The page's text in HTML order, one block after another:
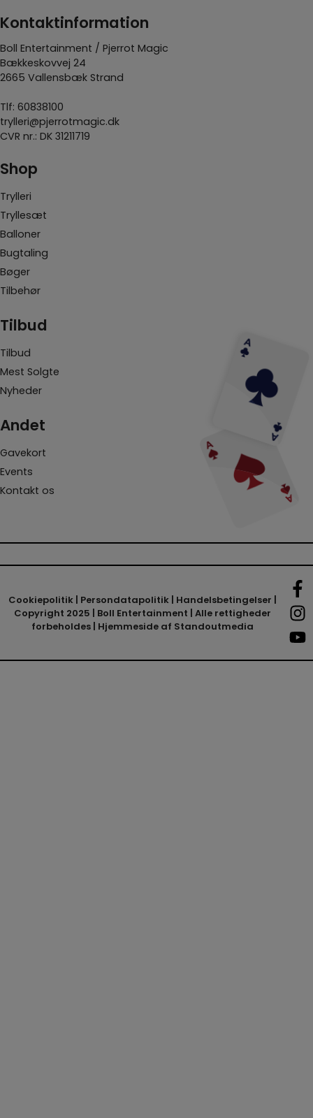
Kontaktinformation
Boll Entertainment / Pjerrot Magic
Bækkeskovvej 24
2665 Vallensbæk Strand
Tlf: 60838100
trylleri@pjerrotmagic.dk
CVR nr.: DK 31211719
Shop
Trylleri
Tryllesæt
Balloner
Bugtaling
Bøger
Tilbehør
Tilbud
Tilbud
Mest Solgte
Nyheder
Andet
Gavekort
Events
Kontakt os
Cookiepolitik | Persondatapolitik | Handelsbetingelser |
Copyright 2025 | Boll Entertainment | Alle rettigheder
forbeholdes | Hjemmeside af Standoutmedia